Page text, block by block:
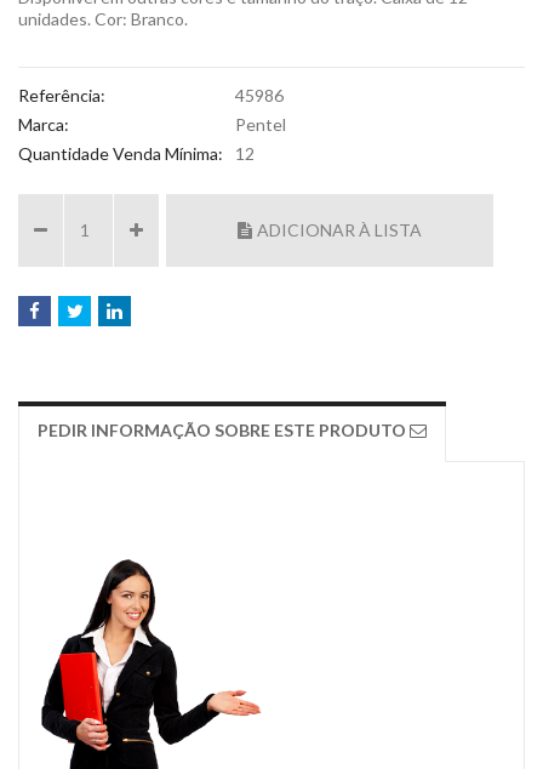
unidades. Cor: Branco.
Referência:
45986
Marca:
Pentel
Quantidade Venda Mínima:
12
ADICIONAR À LISTA
PEDIR INFORMAÇÃO SOBRE ESTE PRODUTO